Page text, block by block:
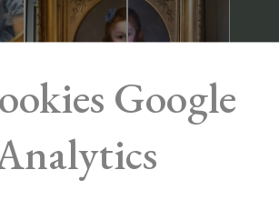
Google